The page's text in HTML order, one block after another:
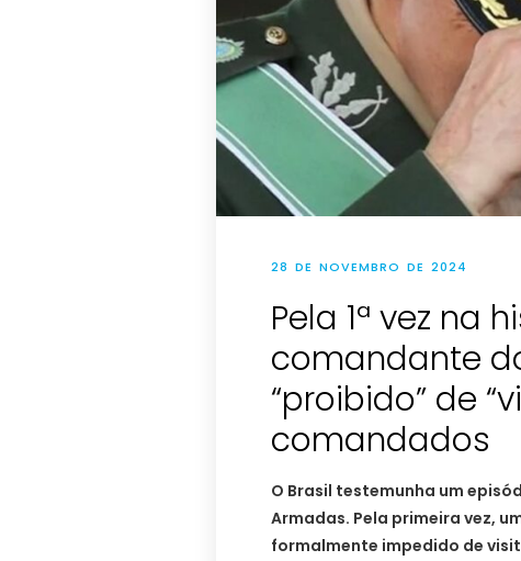
28 DE NOVEMBRO DE 2024
Pela 1ª vez na
comandante
“proibido” de
comandados
O Brasil testemunha um
Armadas. Pela primeira vez,
formalmente impedido de